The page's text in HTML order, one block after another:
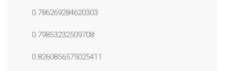
0.786269284620303
0.79853232509708
0.8260856575025411